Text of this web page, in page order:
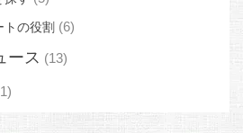
の役割 (6)
ース (13)